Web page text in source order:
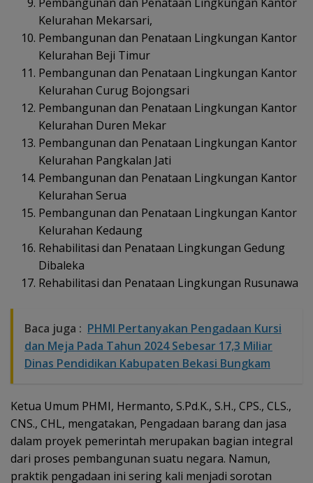
Kelurahan Mekarsari,
Pembangunan dan Penataan Lingkungan Kantor
Kelurahan Beji Timur
Pembangunan dan Penataan Lingkungan Kantor
Kelurahan Curug Bojongsari
Pembangunan dan Penataan Lingkungan Kantor
Kelurahan Duren Mekar
Pembangunan dan Penataan Lingkungan Kantor
Kelurahan Pangkalan Jati
Pembangunan dan Penataan Lingkungan Kantor
Kelurahan Serua
Pembangunan dan Penataan Lingkungan Kantor
Kelurahan Kedaung
Rehabilitasi dan Penataan Lingkungan Gedung
Dibaleka
Rehabilitasi dan Penataan Lingkungan Rusunawa
Baca juga : PHMI Pertanyakan Pengadaan Kursi
dan Meja Pada Tahun 2024 Sebesar 17,3 Miliar
Dinas Pendidikan Kabupaten Bekasi Bungkam
Ketua Umum PHMI, Hermanto, S.Pd.K., S.H., CPS., CLS.,
CNS., CHL, mengatakan, Pengadaan barang dan jasa
dalam proyek pemerintah merupakan bagian integral
dari proses pembangunan suatu negara. Namun,
praktik pengadaan ini sering kali menjadi sorotan